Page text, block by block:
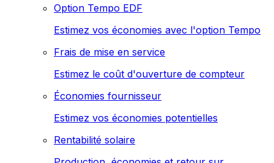
Option Tempo EDF
Estimez vos économies avec l'option Tempo
Frais de mise en service
Estimez le coût d'ouverture de compteur
Économies fournisseur
Estimez vos économies potentielles
Rentabilité solaire